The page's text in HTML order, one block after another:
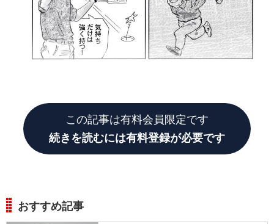
この記事は有料会員限定です
続きを読むには有料登録が必要です
おすすめ記事